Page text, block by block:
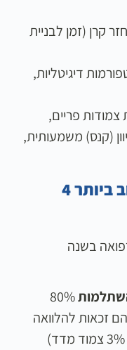
קרן (זמן לבניית
דיגיטליות,
צמודות פריים,
(קנס) משמעותית,
איך לקבל את המחיר הטוב ביותר 4
בשנה
80%
זכאות להלוואה